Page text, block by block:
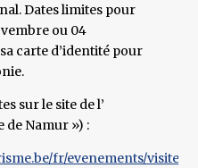
Dates limites pour
ou 04
carte d’identité pour
sur le site de l’
de Namur ») :
fr/evenements/visite-